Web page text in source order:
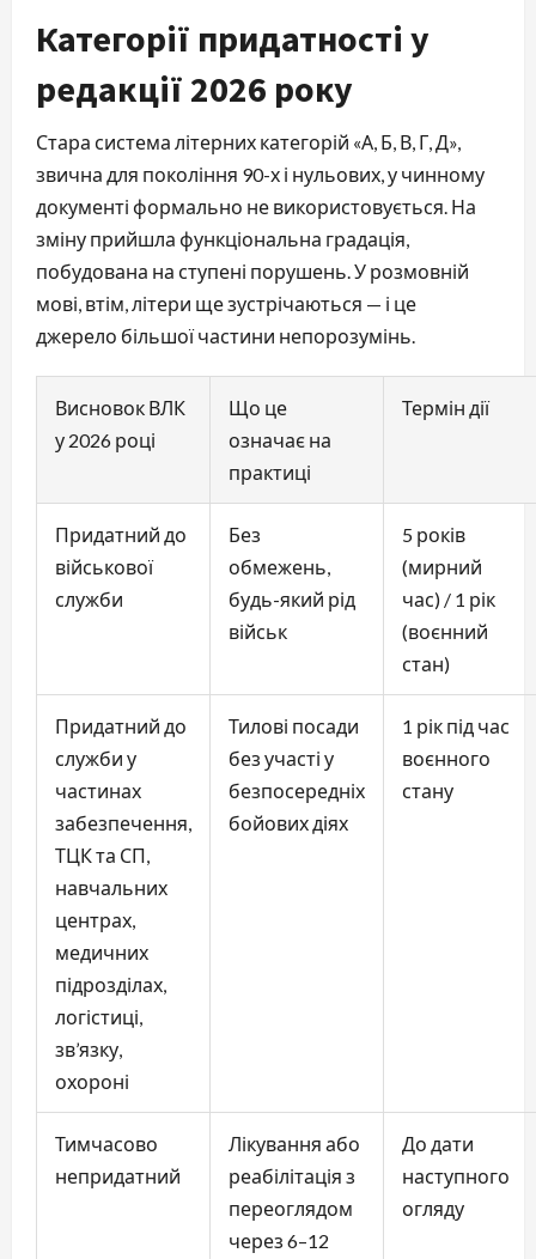
Категорії придатності у
редакції 2026 року
Стара система літерних категорій «А, Б, В, Г, Д»,
звична для покоління 90-х і нульових, у чинному
документі формально не використовується. На
зміну прийшла функціональна градація,
побудована на ступені порушень. У розмовній
мові, втім, літери ще зустрічаються — і це
джерело більшої частини непорозумінь.
Висновок ВЛК
у 2026 році
Що це
означає на
практиці
Термін дії
Придатний до
військової
служби
Без
обмежень,
будь-який рід
військ
5 років
(мирний
час) / 1 рік
(воєнний
стан)
Придатний до
служби у
частинах
забезпечення,
ТЦК та СП,
навчальних
центрах,
медичних
підрозділах,
логістиці,
зв’язку,
охороні
Тилові посади
без участі у
безпосередніх
бойових діях
1 рік під час
воєнного
стану
Тимчасово
непридатний
Лікування або
реабілітація з
переоглядом
через 6–12
До дати
наступного
огляду